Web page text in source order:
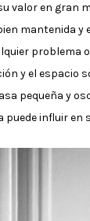
valor en gran
mantenida
problema
y el espacio
pequeña y
puede influir